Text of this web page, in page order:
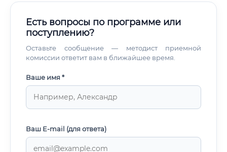
Есть вопросы по программе или
поступлению?
Оставьте сообщение — методист приемной
комиссии ответит вам в ближайшее время.
Ваше имя *
Ваш E-mail (для ответа)